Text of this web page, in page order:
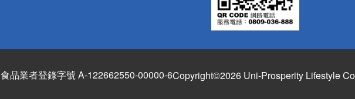
食品業者登錄字號 A-122662550-00000-6Copyright©2026 Uni-Prosperity Lifestyle